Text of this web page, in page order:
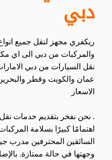
دبي
ريكفري مجهز لنقل جميع
والمركبات من دبي الى اي
نقل السيارات من دبي
عمان والكويت وقطر
الاسعار
. نحن نفخر بتقديم خدمات
اهتمامًا كبيرًا بسلامة
السائقين المحترفين مدرب
وجهتها في حالة ممتازة.